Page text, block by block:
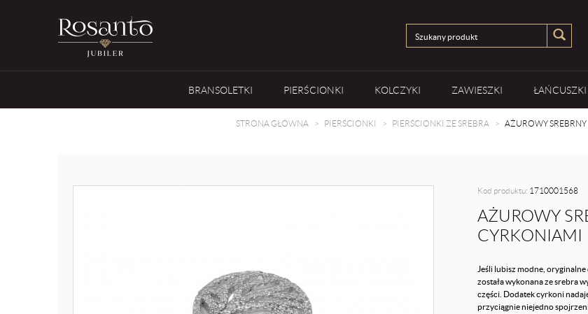
BRANSOLETKI PIERŚCIONKI KOLCZYKI ZAWIESZKI ŁAŃCUSZKI
STRONA GŁÓWNA PIERŚCIONKI PIERŚCIONKI ZE SREBRA AŻUROWY
Kod produktu: 1710001568
AŻUROWY
CYRKONIAMI
Jeśli lubisz modne,
została wykonana ze srebra
części. Dodatek cyrkoni
przyciągnie niejedno